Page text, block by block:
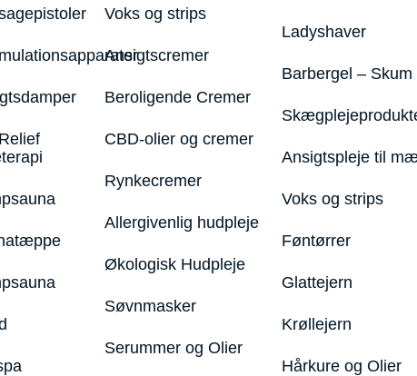
Voks og strips
Ansigtscremer
Beroligende Cremer
CBD-olier og cremer
Rynkecremer
Allergivenlig hudpleje
Økologisk Hudpleje
Søvnmasker
Serummer og Olier
Ladyshaver
Barbergel – Skum
Ansigtspleje til
Voks og strips
Føntørrer
Glattejern
Krøllejern
Hårkure og Olier